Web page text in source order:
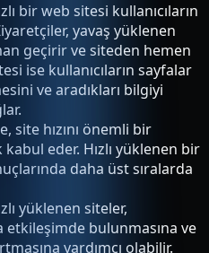
bir web sitesi kullanıcıların
yavaş yüklenen
geçirir ve siteden hemen
ise kullanıcıların sayfalar
ve aradıkları bilgiyi
site hızını önemli bir
eder. Hızlı yüklenen bir
daha üst sıralarda
yüklenen siteler,
bulunmasına ve
yardımcı olabilir.